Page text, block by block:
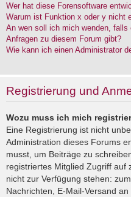
Wer hat diese Forensoftware
Warum ist Funktion x oder y nicht
An wen soll ich mich wenden,
Anfragen zu diesem Forum gibt?
Wie kann ich einen Administrator
Registrierung und
Wozu muss ich mich
Eine Registrierung ist nicht
Administration dieses Forums
musst, um Beiträge zu
registriertes Mitglied Zugriff auf
nicht zur Verfügung stehen:
Nachrichten, E-Mail-Versand